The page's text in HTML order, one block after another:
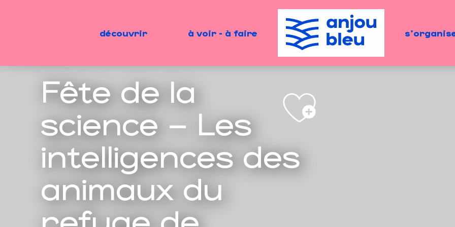
découvrir à voir - à faire
Fête de la
science – Les
intelligences des
animaux du